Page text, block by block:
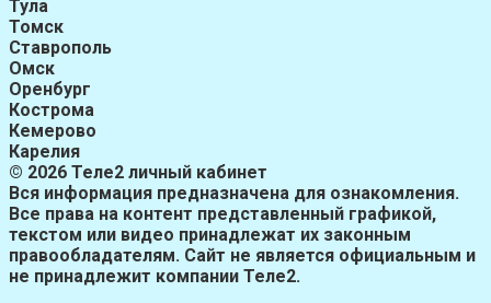
Тула
Томск
Ставрополь
Омск
Оренбург
Кострома
Кемерово
Карелия
© 2026 Теле2 личный кабинет
Вся информация предназначена для ознакомления.
Все права на контент представленный графикой,
текстом или видео принадлежат их законным
правообладателям. Сайт не является официальным и
не принадлежит компании Теле2.